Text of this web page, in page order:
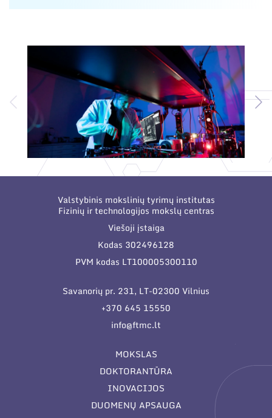
Valstybinis mokslinių tyrimų institutas
Fizinių ir technologijos mokslų centras
Viešoji įstaiga
Kodas 302496128
PVM kodas LT100005300110
Savanorių pr. 231, LT-02300 Vilnius
+370 645 15550
info@ftmc.lt
MOKSLAS
DOKTORANTŪRA
INOVACIJOS
DUOMENŲ APSAUGA